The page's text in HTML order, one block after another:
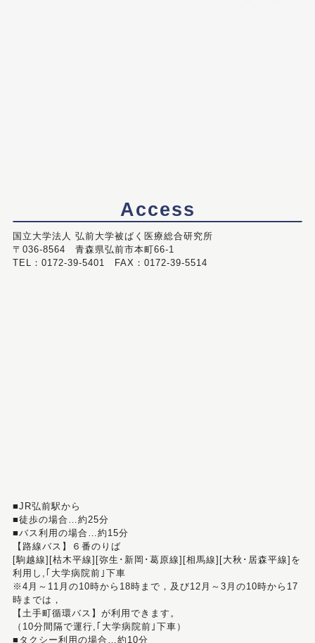
Access
国立大学法人 弘前大学被ばく医療総合研究所
〒036-8564 青森県弘前市本町66-1
TEL：0172-39-5401 FAX：0172-39-5514
■JR弘前駅から
■徒歩の場合…約25分
■バス利用の場合…約15分
【路線バス】６番のりば
[駒越線][枯木平線][弥生･新岡･葛原線][相馬線][大秋･居森平線]を
利用し,｢大学病院前｣下車
※4月～11月の10時から18時まで，及び12月～3月の10時から17
時までは，
【土手町循環バス】が利用できます。
（10分間隔で運行,｢大学病院前｣下車）
■タクシー利用の場合…約10分